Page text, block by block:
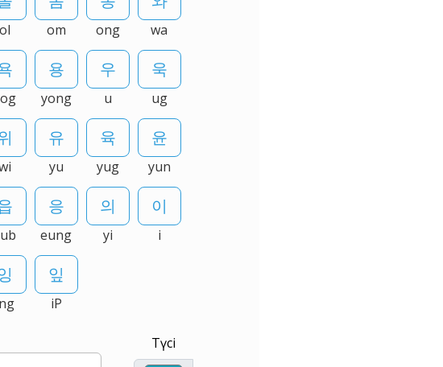
ol om ong wa
yong u ug
yu yug yun
eung yi i
iP
Түсі